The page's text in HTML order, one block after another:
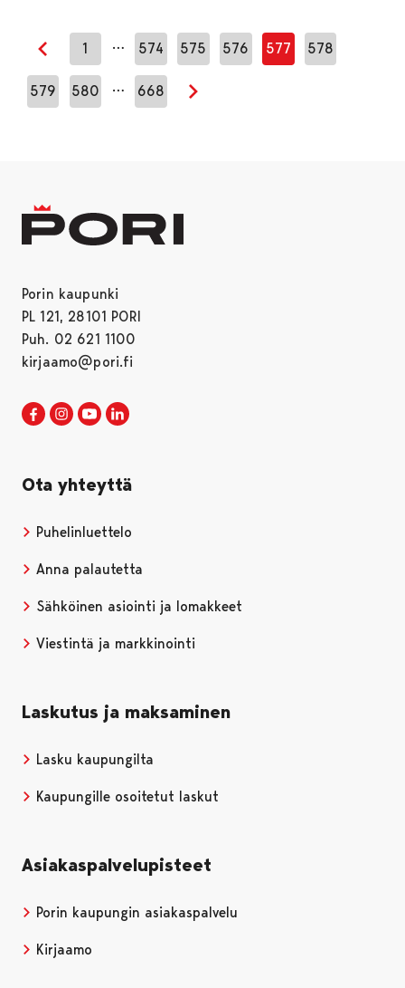
Edellinen sivu
1 … 574 575 576 577 578
579 580 … 668
Seuraava sivu
Porin kaupunki
PL 121, 28101 PORI
Puh. 02 621 1100
kirjaamo@pori.fi
Porin kaupunki Facebookissa
Avautuu uudessa välilehdessä
Porin kaupunki Instagramissa
Avautuu uudessa välilehdessä
Porin kaupunki Youtubessa
Avautuu uudessa välilehdessä
Ota yhteyttä
Puhelinluettelo
Anna palautetta
Sähköinen asiointi ja lomakkeet
Viestintä ja markkinointi
Laskutus ja maksaminen
Lasku kaupungilta
Kaupungille osoitetut laskut
Asiakaspalvelupisteet
Porin kaupungin asiakaspalvelu
Kirjaamo